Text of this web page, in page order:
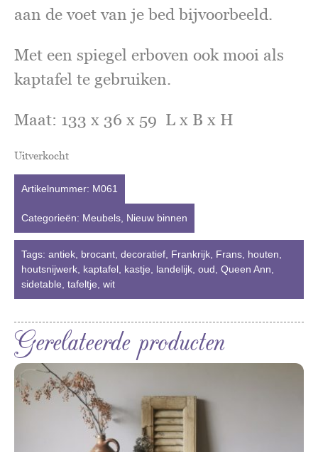
aan de voet van je bed bijvoorbeeld.
Met een spiegel erboven ook mooi als
kaptafel te gebruiken.
Maat: 133 x 36 x 59 L x B x H
Uitverkocht
Artikelnummer: M061
Categorieën: Meubels Nieuw binnen
Tags: antiek brocant decoratief Frankrijk Frans houten
houtsnijwerk kaptafel kastje landelijk oud Queen Ann
sidetable tafeltje wit
Gerelateerde producten